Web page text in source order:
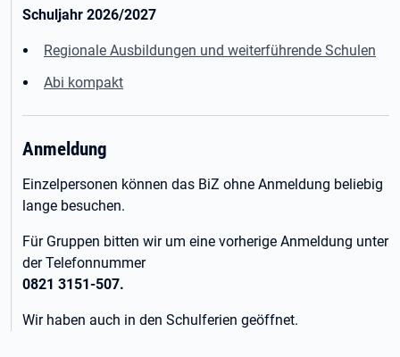
Schuljahr 2026/2027
Regionale Ausbildungen und weiterführende Schulen
Abi kompakt
Anmeldung
Einzelpersonen können das BiZ ohne Anmeldung beliebig
lange besuchen.
Für Gruppen bitten wir um eine vorherige Anmeldung unter
der Telefonnummer
0821 3151-507.
Wir haben auch in den Schulferien geöffnet.